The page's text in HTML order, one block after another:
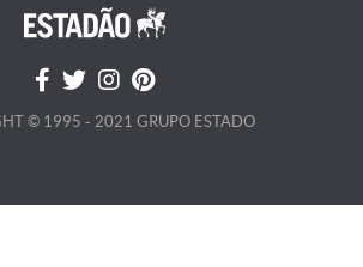
© 1995 - 2021 GRUPO ESTADO